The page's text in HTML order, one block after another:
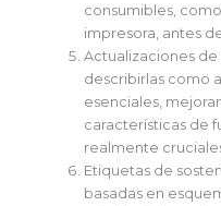
consumibles,
impresora, antes
Actualizaciones
describirlas como
esenciales,
características de
realmente
Etiquetas de
basadas en